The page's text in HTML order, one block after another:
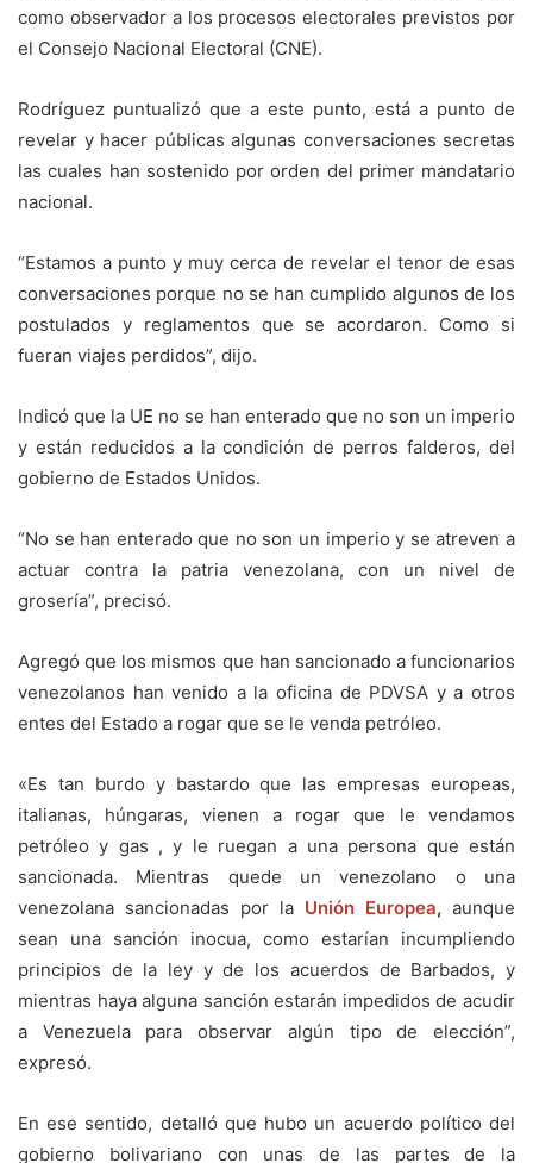
como observador a los procesos electorales previstos por
el Consejo Nacional Electoral (CNE).
Rodríguez puntualizó que a este punto, está a punto de
revelar y hacer públicas algunas conversaciones secretas
las cuales han sostenido por orden del primer mandatario
nacional.
“Estamos a punto y muy cerca de revelar el tenor de esas
conversaciones porque no se han cumplido algunos de los
postulados y reglamentos que se acordaron. Como si
fueran viajes perdidos”, dijo.
Indicó que la UE no se han enterado que no son un imperio
y están reducidos a la condición de perros falderos, del
gobierno de Estados Unidos.
“No se han enterado que no son un imperio y se atreven a
actuar contra la patria venezolana, con un nivel de
grosería”, precisó.
Agregó que los mismos que han sancionado a funcionarios
venezolanos han venido a la oficina de PDVSA y a otros
entes del Estado a rogar que se le venda petróleo.
«Es tan burdo y bastardo que las empresas europeas,
italianas, húngaras, vienen a rogar que le vendamos
petróleo y gas , y le ruegan a una persona que están
sancionada. Mientras quede un venezolano o una
venezolana sancionadas por la Unión Europea, aunque
sean una sanción inocua, como estarían incumpliendo
principios de la ley y de los acuerdos de Barbados, y
mientras haya alguna sanción estarán impedidos de acudir
a Venezuela para observar algún tipo de elección”,
expresó.
En ese sentido, detalló que hubo un acuerdo político del
gobierno bolivariano con unas de las partes de la